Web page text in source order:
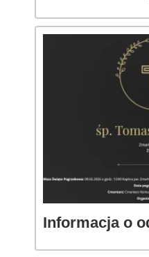
Informacja o